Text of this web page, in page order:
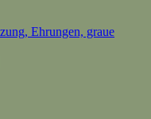
Ehrungen, graue